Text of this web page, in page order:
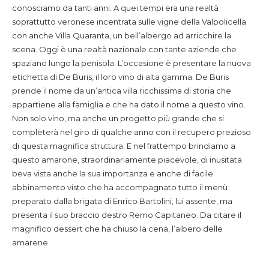
conosciamo da tanti anni. A quei tempi era una realtà
soprattutto veronese incentrata sulle vigne della Valpolicella
con anche Villa Quaranta, un bell’albergo ad arricchire la
scena. Oggi è una realtà nazionale con tante aziende che
spaziano lungo la penisola. L’occasione è presentare la nuova
etichetta di De Buris, il loro vino di alta gamma. De Buris
prende il nome da un’antica villa ricchissima di storia che
appartiene alla famiglia e che ha dato il nome a questo vino.
Non solo vino, ma anche un progetto più grande che si
completerà nel giro di qualche anno con il recupero prezioso
di questa magnifica struttura. E nel frattempo brindiamo a
questo amarone, straordinariamente piacevole, di inusitata
beva vista anche la sua importanza e anche di facile
abbinamento visto che ha accompagnato tutto il menù
preparato dalla brigata di Enrico Bartolini, lui assente, ma
presenta il suo braccio destro Remo Capitaneo. Da citare il
magnifico dessert che ha chiuso la cena, l’albero delle
amarene.